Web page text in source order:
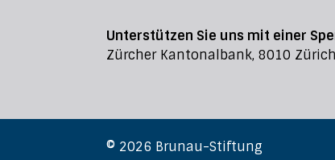
Unterstützen Sie uns mit einer
Zürcher Kantonalbank, 8010
© 2026 Brunau-Stiftung